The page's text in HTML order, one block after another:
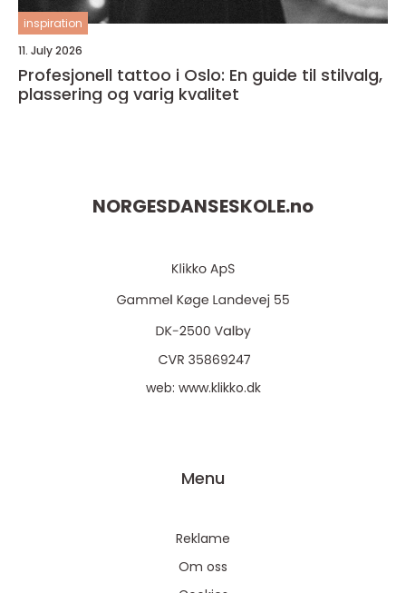
inspiration
11. July 2026
Profesjonell tattoo i Oslo: En guide til stilvalg,
plassering og varig kvalitet
NORGESDANSESKOLE.no
web: www.klikko.dk
Menu
Reklame
Om oss